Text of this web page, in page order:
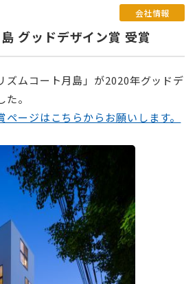
会社情報
グッドデザイン賞 受賞
ズムコート月島」が2020年グッドデ
。
ージはこちらからお願いします。